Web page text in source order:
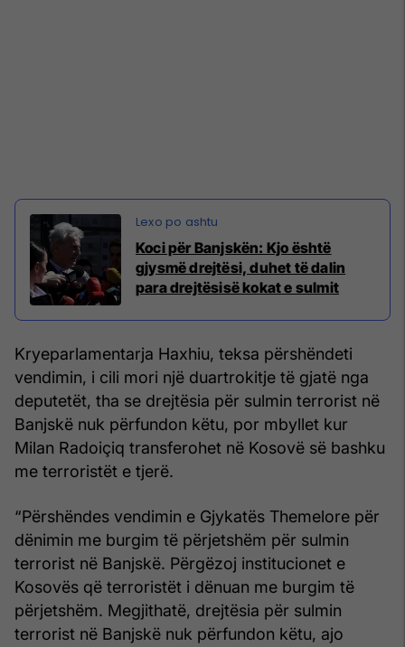
​Koci për Banjskën: Kjo është
gjysmë drejtësi, duhet të dalin
para drejtësisë kokat e sulmit
Kryeparlamentarja Haxhiu, teksa përshëndeti
vendimin, i cili mori një duartrokitje të gjatë nga
deputetët, tha se drejtësia për sulmin terrorist në
Banjskë nuk përfundon këtu, por mbyllet kur
Milan Radoiçiq transferohet në Kosovë së bashku
me terroristët e tjerë.
“Përshëndes vendimin e Gjykatës Themelore për
dënimin me burgim të përjetshëm për sulmin
terrorist në Banjskë. Përgëzoj institucionet e
Kosovës që terroristët i dënuan me burgim të
përjetshëm. Megjithatë, drejtësia për sulmin
terrorist në Banjskë nuk përfundon këtu, ajo